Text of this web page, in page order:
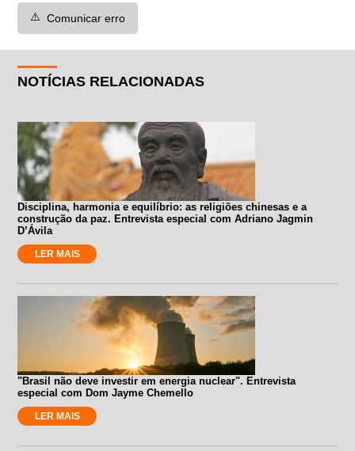
⚠️ Comunicar erro
NOTÍCIAS RELACIONADAS
Disciplina, harmonia e equilíbrio: as religiões chinesas e a
construção da paz. Entrevista especial com Adriano Jagmin
D’Ávila
LER MAIS
"Brasil não deve investir em energia nuclear". Entrevista
especial com Dom Jayme Chemello
LER MAIS